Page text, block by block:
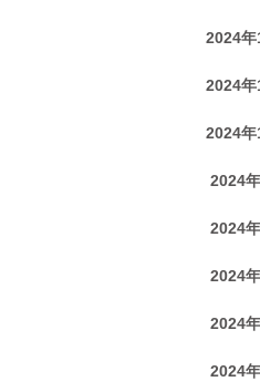
2024年
2024年
2024年
2024
2024
2024
2024
2024